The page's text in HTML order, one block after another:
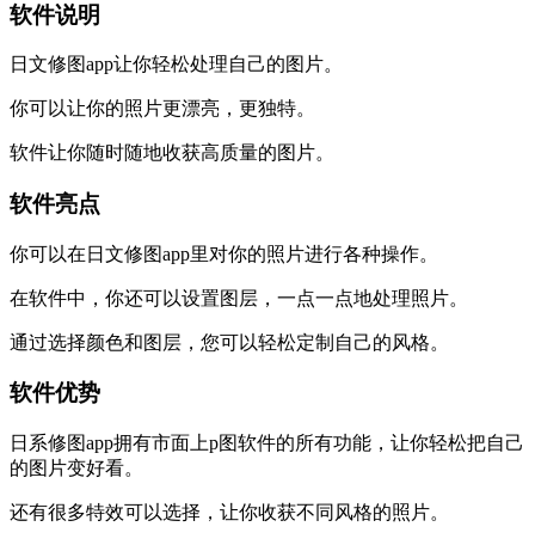
软件说明
日文修图app让你轻松处理自己的图片。
你可以让你的照片更漂亮，更独特。
软件让你随时随地收获高质量的图片。
软件亮点
你可以在日文修图app里对你的照片进行各种操作。
在软件中，你还可以设置图层，一点一点地处理照片。
通过选择颜色和图层，您可以轻松定制自己的风格。
软件优势
日系修图app拥有市面上p图软件的所有功能，让你轻松把自己
的图片变好看。
还有很多特效可以选择，让你收获不同风格的照片。